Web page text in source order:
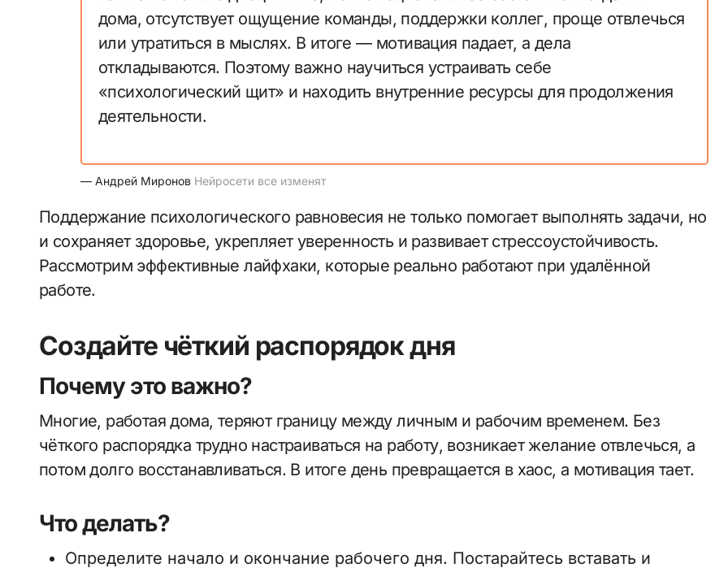
дома, отсутствует ощущение команды, поддержки коллег, проще отвлечься
или утратиться в мыслях. В итоге — мотивация падает, а дела
откладываются. Поэтому важно научиться устраивать себе
«психологический щит» и находить внутренние ресурсы для продолжения
деятельности.
— Андрей Миронов Нейросети все изменят
Поддержание психологического равновесия не только помогает выполнять задачи, но
и сохраняет здоровье, укрепляет уверенность и развивает стрессоустойчивость.
Рассмотрим эффективные лайфхаки, которые реально работают при удалённой
работе.
Создайте чёткий распорядок дня
Почему это важно?
Многие, работая дома, теряют границу между личным и рабочим временем. Без
чёткого распорядка трудно настраиваться на работу, возникает желание отвлечься, а
потом долго восстанавливаться. В итоге день превращается в хаос, а мотивация тает.
Что делать?
Определите начало и окончание рабочего дня. Постарайтесь вставать и